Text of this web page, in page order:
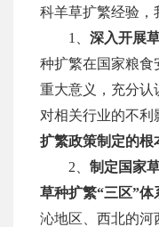
科羊草扩繁经验，
1、 深入开展
种扩繁在国家粮食
重大意义，充分认
对相关行业的不利
扩繁政策制定的根
2、 制定国家
草种扩繁“三区”体
沁地区、西北的河